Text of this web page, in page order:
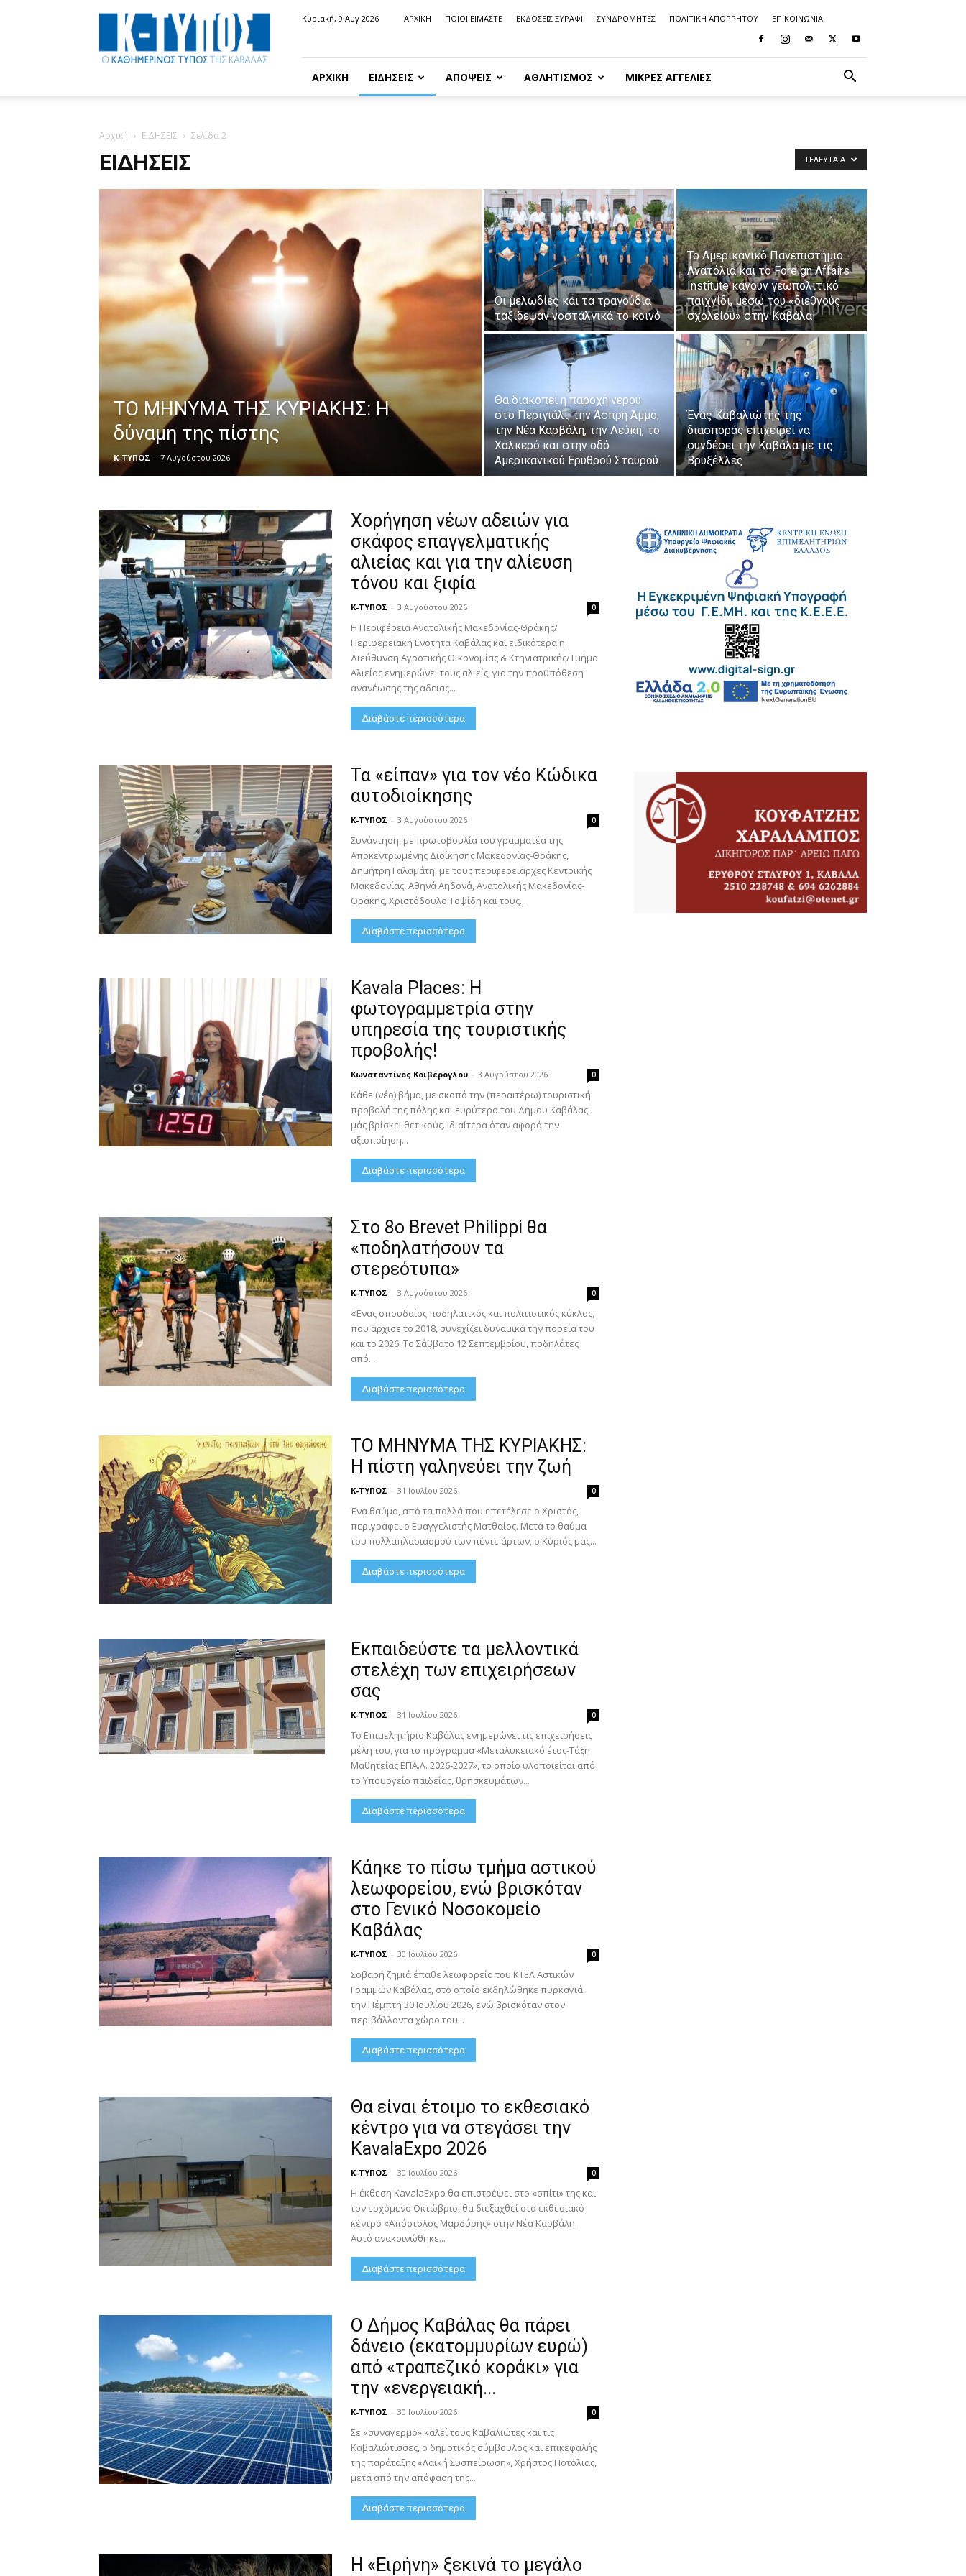
Κ-
ΤΥΠΟΣ
Κυριακή, 9 Αυγ 2026 ΑΡΧΙΚΗ ΠΟΙΟΙ ΕΙΜΑΣΤΕ ΕΚΔΟΣΕΙΣ ΞΥΡΑΦΙ ΣΥΝΔΡΟΜΗΤΕΣ ΠΟΛΙΤΙΚΗ ΑΠΟΡΡΗΤΟΥ ΕΠΙΚΟΙΝΩΝΙΑ
ΑΡΧΙΚΗ ΕΙΔΗΣΕΙΣ ΑΠΟΨΕΙΣ ΑΘΛΗΤΙΣΜΟΣ ΜΙΚΡΈΣ ΑΓΓΕΛΊΕΣ
Αρχική ΕΙΔΗΣΕΙΣ Σελίδα 2
ΕΙΔΗΣΕΙΣ ΤΕΛΕΥΤΑΊΑ
ΤΟ ΜΗΝΥΜΑ ΤΗΣ ΚΥΡΙΑΚΗΣ: Η
δύναμη της πίστης
Κ-ΤΥΠΟΣ - 7 Αυγούστου 2026
Οι μελωδίες και τα τραγούδια
ταξίδεψαν νοσταλγικά το κοινό
Το Αμερικανικό Πανεπιστήμιο
Ανατόλια και το Foreign Affairs
Institute κάνουν γεωπολιτικό
παιχνίδι, μέσω του «διεθνούς
σχολείου» στην Καβάλα!
Θα διακοπεί η παροχή νερού
στο Περιγιάλι, την Άσπρη Άμμο,
την Νέα Καρβάλη, την Λεύκη, το
Χαλκερό και στην οδό
Αμερικανικού Ερυθρού Σταυρού
Ένας Καβαλιώτης της
διασποράς επιχειρεί να
συνδέσει την Καβάλα με τις
Βρυξέλλες
Χορήγηση νέων αδειών για
σκάφος επαγγελματικής
αλιείας και για την αλίευση
τόνου και ξιφία
Κ-ΤΥΠΟΣ - 3 Αυγούστου 2026 0
Η Περιφέρεια Ανατολικής Μακεδονίας-Θράκης/
Περιφερειακή Ενότητα Καβάλας και ειδικότερα η
Διεύθυνση Αγροτικής Οικονομίας & Κτηνιατρικής/Τμήμα
Αλιείας ενημερώνει τους αλιείς, για την προϋπόθεση
ανανέωσης της άδειας...
Διαβάστε περισσότερα
Τα «είπαν» για τον νέο Κώδικα
αυτοδιοίκησης
Κ-ΤΥΠΟΣ - 3 Αυγούστου 2026 0
Συνάντηση, με πρωτοβουλία του γραμματέα της
Αποκεντρωμένης Διοίκησης Μακεδονίας-Θράκης,
Δημήτρη Γαλαμάτη, με τους περιφερειάρχες Κεντρικής
Μακεδονίας, Αθηνά Αηδονά, Ανατολικής Μακεδονίας-
Θράκης, Χριστόδουλο Τοψίδη και τους...
Διαβάστε περισσότερα
Kavala Places: Η
φωτογραμμετρία στην
υπηρεσία της τουριστικής
προβολής!
Κωνσταντίνος Κοϊβέρογλου - 3 Αυγούστου 2026 0
Κάθε (νέο) βήμα, με σκοπό την (περαιτέρω) τουριστική
προβολή της πόλης και ευρύτερα του Δήμου Καβάλας,
μάς βρίσκει θετικούς. Ιδιαίτερα όταν αφορά την
αξιοποίηση...
Διαβάστε περισσότερα
Στο 8ο Brevet Philippi θα
«ποδηλατήσουν τα
στερεότυπα»
Κ-ΤΥΠΟΣ - 3 Αυγούστου 2026 0
«Ένας σπουδαίος ποδηλατικός και πολιτιστικός κύκλος,
που άρχισε το 2018, συνεχίζει δυναμικά την πορεία του
και το 2026! Το Σάββατο 12 Σεπτεμβρίου, ποδηλάτες
από...
Διαβάστε περισσότερα
ΤΟ ΜΗΝΥΜΑ ΤΗΣ ΚΥΡΙΑΚΗΣ:
Η πίστη γαληνεύει την ζωή
Κ-ΤΥΠΟΣ - 31 Ιουλίου 2026 0
Ένα θαύμα, από τα πολλά που επετέλεσε ο Χριστός,
περιγράφει ο Ευαγγελιστής Ματθαίος. Μετά το θαύμα
του πολλαπλασιασμού των πέντε άρτων, ο Κύριός μας...
Διαβάστε περισσότερα
Εκπαιδεύστε τα μελλοντικά
στελέχη των επιχειρήσεων
σας
Κ-ΤΥΠΟΣ - 31 Ιουλίου 2026 0
Το Επιμελητήριο Καβάλας ενημερώνει τις επιχειρήσεις
μέλη του, για το πρόγραμμα «Μεταλυκειακό έτος-Τάξη
Μαθητείας ΕΠΑ.Λ. 2026-2027», το οποίο υλοποιείται από
το Υπουργείο παιδείας, θρησκευμάτων...
Διαβάστε περισσότερα
Κάηκε το πίσω τμήμα αστικού
λεωφορείου, ενώ βρισκόταν
στο Γενικό Νοσοκομείο
Καβάλας
Κ-ΤΥΠΟΣ - 30 Ιουλίου 2026 0
Σοβαρή ζημιά έπαθε λεωφορείο του ΚΤΕΛ Αστικών
Γραμμών Καβάλας, στο οποίο εκδηλώθηκε πυρκαγιά
την Πέμπτη 30 Ιουλίου 2026, ενώ βρισκόταν στον
περιβάλλοντα χώρο του...
Διαβάστε περισσότερα
Θα είναι έτοιμο το εκθεσιακό
κέντρο για να στεγάσει την
KavalaExpo 2026
Κ-ΤΥΠΟΣ - 30 Ιουλίου 2026 0
Η έκθεση KavalaExpo θα επιστρέψει στο «σπίτι» της και
τον ερχόμενο Οκτώβριο, θα διεξαχθεί στο εκθεσιακό
κέντρο «Απόστολος Μαρδύρης» στην Νέα Καρβάλη.
Αυτό ανακοινώθηκε...
Διαβάστε περισσότερα
Ο Δήμος Καβάλας θα πάρει
δάνειο (εκατομμυρίων ευρώ)
από «τραπεζικό κοράκι» για
την «ενεργειακή...
Κ-ΤΥΠΟΣ - 30 Ιουλίου 2026 0
Σε «συναγερμό» καλεί τους Καβαλιώτες και τις
Καβαλιώτισσες, ο δημοτικός σύμβουλος και επικεφαλής
της παράταξης «Λαϊκή Συσπείρωση», Χρήστος Ποτόλιας,
μετά από την απόφαση της...
Διαβάστε περισσότερα
Η «Ειρήνη» ξεκινά το μεγάλο